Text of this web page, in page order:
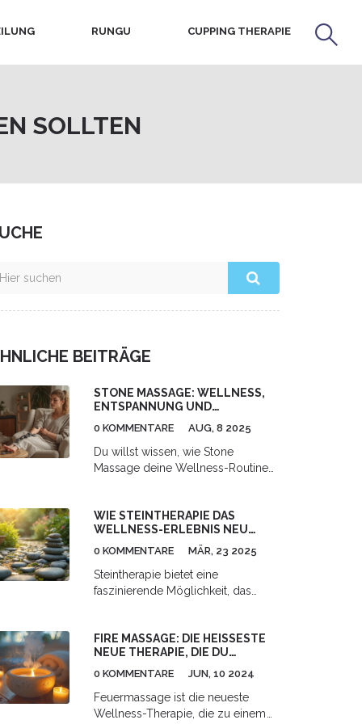
RUNGU CUPPING THERAPIE
SOLLTEN
BEITRÄGE
STONE MASSAGE: WELLNESS,
ENTSPANNUNG UND
0 KOMMENTARE AUG, 8 2025
Du willst wissen, wie Stone
Massage deine Wellness-Routine
echte Tipps und Ideen für zu
Hause.
WIE STEINTHERAPIE DAS
WELLNESS-ERLEBNIS NEU
0 KOMMENTARE MÄR, 23 2025
Steintherapie bietet eine
faszinierende Möglichkeit, das
Praxis, die vom Geiste asiatischer
Heilmethoden inspiriert ist, nutzt
die Energie und Wärme von
Einklang zu bringen. Die richtige
Anwendung kann beruhigend,
FIRE MASSAGE: DIE HEISSESTE N
EUE THERAPIE, DIE DU A
0 KOMMENTARE JUN, 10 2024
Feuermassage ist die neueste
Wellness-Therapie, die zu einem